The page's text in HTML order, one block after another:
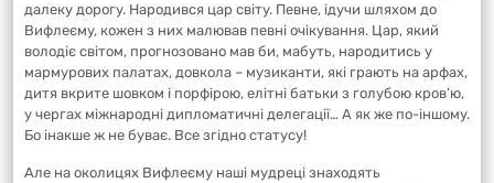
далеку дорогу. Народився цар світу. Певне, ідучи шляхом до
Вифлеєму, кожен з них малював певні очікування. Цар, який
володіє світом, прогнозовано мав би, мабуть, народитись у
мармурових палатах, довкола – музиканти, які грають на арфах,
дитя вкрите шовком і порфірою, елітні батьки з голубою кров’ю,
у чергах міжнародні дипломатичні делегації… А як же по-іншому.
Бо інакше ж не буває. Все згідно статусу!
Але на околицях Вифлеєму наші мудреці знаходять